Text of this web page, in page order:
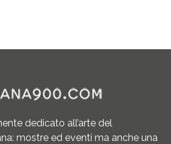
dedicato all’arte del
mostre ed eventi ma anche una